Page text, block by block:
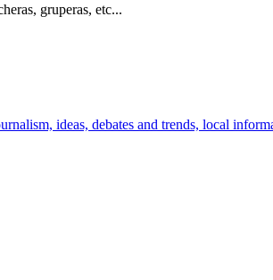
gruperas, etc...
ideas, debates and trends, local